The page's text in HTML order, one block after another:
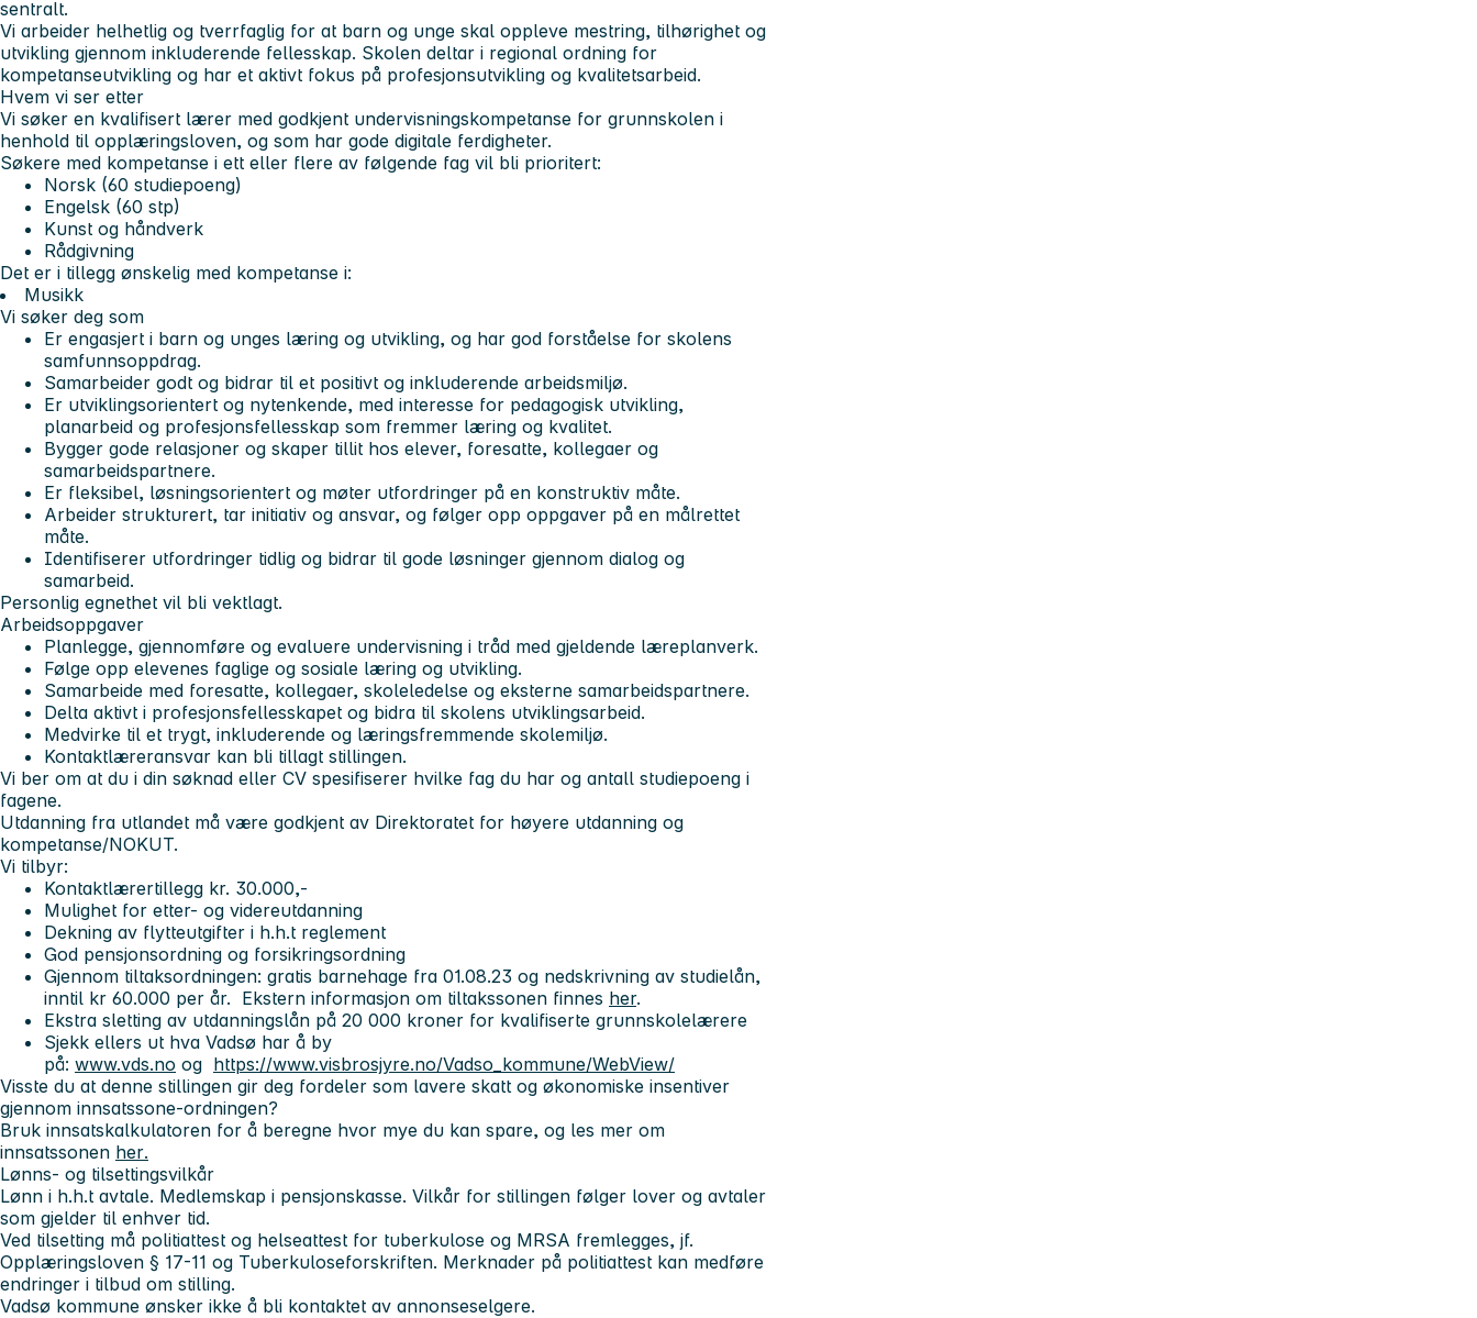
sentralt.
Vi arbeider helhetlig og tverrfaglig for at barn og unge skal oppleve mestring, tilhørighet og
utvikling gjennom inkluderende fellesskap. Skolen deltar i regional ordning for
kompetanseutvikling og har et aktivt fokus på profesjonsutvikling og kvalitetsarbeid.
Hvem vi ser etter
Vi søker en kvalifisert lærer med godkjent undervisningskompetanse for grunnskolen i
henhold til opplæringsloven, og som har gode digitale ferdigheter.
Søkere med kompetanse i ett eller flere av følgende fag vil bli prioritert:
Norsk (60 studiepoeng)
Engelsk (60 stp)
Kunst og håndverk
Rådgivning
Det er i tillegg ønskelig med kompetanse i:
Musikk
Vi søker deg som
Er engasjert i barn og unges læring og utvikling, og har god forståelse for skolens
samfunnsoppdrag.
Samarbeider godt og bidrar til et positivt og inkluderende arbeidsmiljø.
Er utviklingsorientert og nytenkende, med interesse for pedagogisk utvikling,
planarbeid og profesjonsfellesskap som fremmer læring og kvalitet.
Bygger gode relasjoner og skaper tillit hos elever, foresatte, kollegaer og
samarbeidspartnere.
Er fleksibel, løsningsorientert og møter utfordringer på en konstruktiv måte.
Arbeider strukturert, tar initiativ og ansvar, og følger opp oppgaver på en målrettet
måte.
Identifiserer utfordringer tidlig og bidrar til gode løsninger gjennom dialog og
samarbeid.
Personlig egnethet vil bli vektlagt.
Arbeidsoppgaver
Planlegge, gjennomføre og evaluere undervisning i tråd med gjeldende læreplanverk.
Følge opp elevenes faglige og sosiale læring og utvikling.
Samarbeide med foresatte, kollegaer, skoleledelse og eksterne samarbeidspartnere.
Delta aktivt i profesjonsfellesskapet og bidra til skolens utviklingsarbeid.
Medvirke til et trygt, inkluderende og læringsfremmende skolemiljø.
Kontaktlæreransvar kan bli tillagt stillingen.
Vi ber om at du i din søknad eller CV spesifiserer hvilke fag du har og antall studiepoeng i
fagene.
Utdanning fra utlandet må være godkjent av Direktoratet for høyere utdanning og
kompetanse/NOKUT.
Vi tilbyr:
Kontaktlærertillegg kr. 30.000,-
Mulighet for etter- og videreutdanning
Dekning av flytteutgifter i h.h.t reglement
God pensjonsordning og forsikringsordning
Gjennom tiltaksordningen: gratis barnehage fra 01.08.23 og nedskrivning av studielån,
inntil kr 60.000 per år. Ekstern informasjon om tiltakssonen finnes her.
Ekstra sletting av utdanningslån på 20 000 kroner for kvalifiserte grunnskolelærere
Sjekk ellers ut hva Vadsø har å by
på: www.vds.no og https://www.visbrosjyre.no/Vadso_kommune/WebView/
Visste du at denne stillingen gir deg fordeler som lavere skatt og økonomiske insentiver
gjennom innsatssone-ordningen?
Bruk innsatskalkulatoren for å beregne hvor mye du kan spare, og les mer om
innsatssonen her.
Lønns- og tilsettingsvilkår
Lønn i h.h.t avtale. Medlemskap i pensjonskasse. Vilkår for stillingen følger lover og avtaler
som gjelder til enhver tid.
Ved tilsetting må politiattest og helseattest for tuberkulose og MRSA fremlegges, jf.
Opplæringsloven § 17-11 og Tuberkuloseforskriften. Merknader på politiattest kan medføre
endringer i tilbud om stilling.
Vadsø kommune ønsker ikke å bli kontaktet av annonseselgere.